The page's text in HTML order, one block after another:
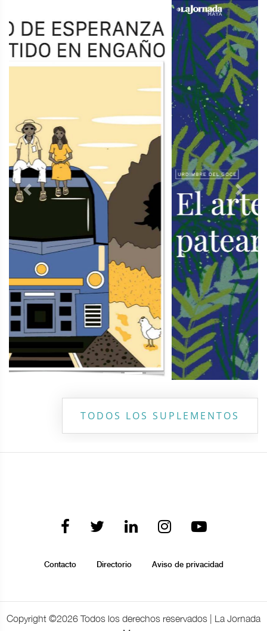
Previous Next
TODOS LOS SUPLEMENTOS
Contacto Directorio Aviso de privacidad
Copyright ©2026 Todos los derechos reservados | La Jornada